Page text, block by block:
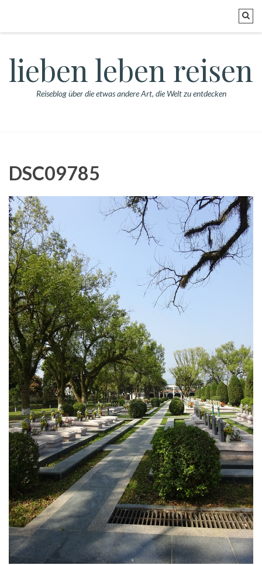
lieben leben reisen
Reiseblog über die etwas andere Art, die Welt zu entdecken
DSC09785